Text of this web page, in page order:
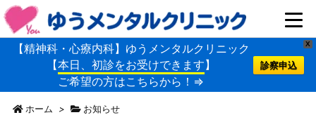
X
【精神科・心療内科】ゆうメンタルクリニック
【本日、初診をお受けできます】
ご希望の方はこちらから！⇒
診察申込
ホーム > お知らせ